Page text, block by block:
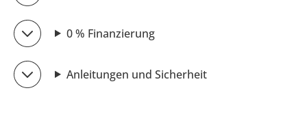
0 % Finanzierung
Anleitungen und Sicherheit